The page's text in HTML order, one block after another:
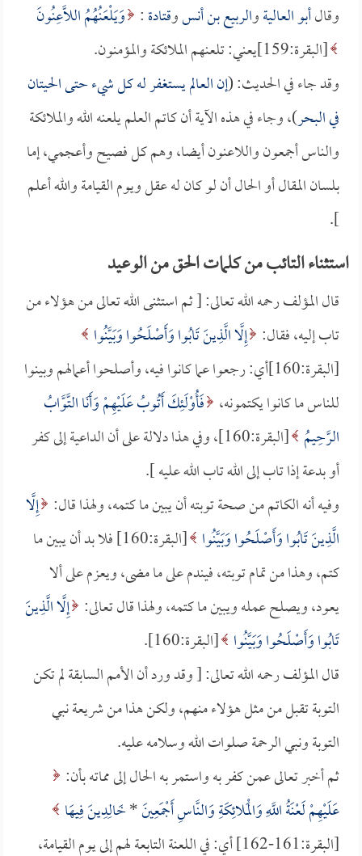
وقالأبو العاليةوالربيع بن أنسوقتادة: وَيَلْعَنُهُمُ اللَّاعِنُونَ
[البقرة:159]يعني: تلعنهم الملائكة والمؤمنون.
وقد جاء في الحديث: (إن العالم يستغفر له كل شيء حتى الحيتان
في البحر)، وجاء في هذه الآية أن كاتم العلم يلعنه الله والملائكة
والناس أجمعون واللاعنون أيضا، وهم كل فصيح وأعجمي، إما
بلسان المقال أو الحال أن لو كان له عقل ويوم القيامة والله أعلم
].
استثناء التائب من كلمات الحق من الوعيد
قال المؤلف رحمه الله تعالى: [ ثم استثنى الله تعالى من هؤلاء من
تاب إليه، فقال: إِلَّا الَّذِينَ تَابُوا وَأَصْلَحُوا وَبَيَّنُوا
[البقرة:160]أي: رجعوا عما كانوا فيه، وأصلحوا أعمالهم وبينوا
للناس ما كانوا يكتمونه، فَأُوْلَئِكَ أَتُوبُ عَلَيْهِمْ وَأَنَا التَّوَّابُ
الرَّحِيمُ
[البقرة:160]، وفي هذا دلالة على أن الداعية إلى كفر
أو بدعة إذا تاب إلى الله تاب الله عليه ].
وفيه أنه الكاتم من صحة توبته أن يبين ما كتمه، ولهذا قال: إِلَّا
الَّذِينَ تَابُوا وَأَصْلَحُوا وَبَيَّنُوا
[البقرة:160] فلا بد أن يبين ما
كتم، وهذا من تمام توبته، فيندم على ما مضى، ويعزم على ألا
يعود، ويصلح عمله ويبين ما كتمه، ولهذا قال تعالى: إِلَّا الَّذِينَ
تَابُوا وَأَصْلَحُوا وَبَيَّنُوا [البقرة:160].
قال المؤلف رحمه الله تعالى: [ وقد ورد أن الأمم السابقة لم تكن
التوبة تقبل من مثل هؤلاء منهم، ولكن هذا من شريعة نبي
التوبة ونبي الرحمة صلوات الله وسلامه عليه.
ثم أخبر تعالى عمن كفر به واستمر به الحال إلى مماته بأن:
عَلَيْهِمْ لَعْنَةُ اللَّهِ وَالْمَلائِكَةِ وَالنَّاسِ أَجْمَعِينَ*خَالِدِينَ فِيهَا
[البقرة:161-162] أي: في اللعنة التابعة لهم إلى يوم القيامة،